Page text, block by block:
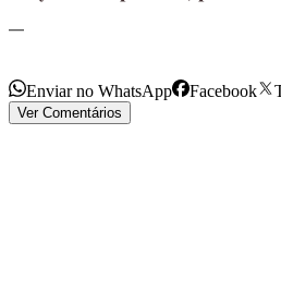
Enviar no WhatsApp Facebook
Ver Comentários